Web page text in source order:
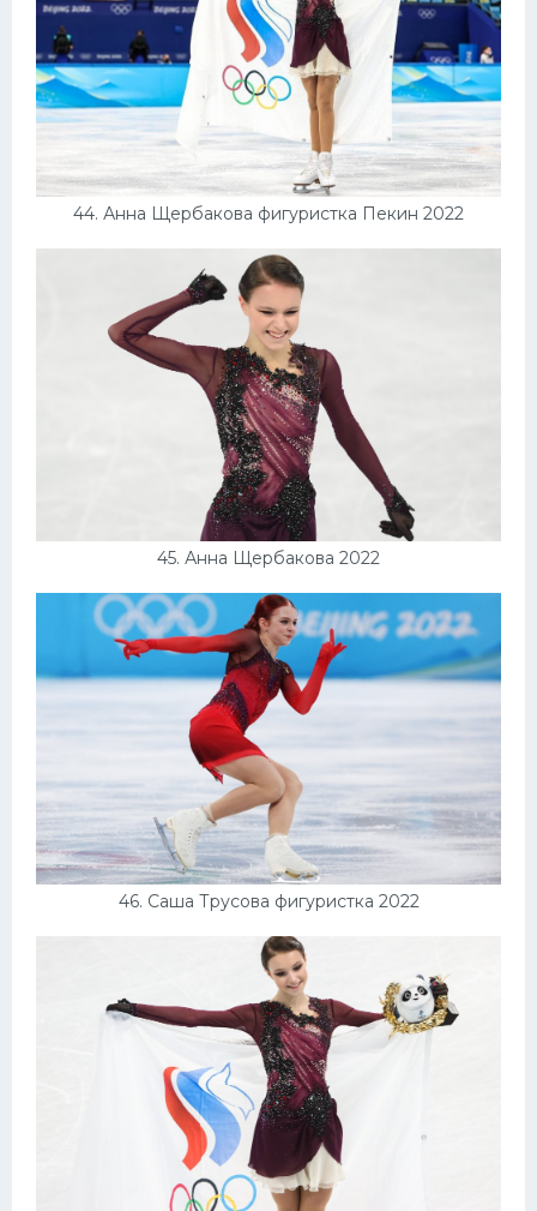
44. Анна Щербакова фигуристка Пекин 2022
45. Анна Щербакова 2022
46. Саша Трусова фигуристка 2022